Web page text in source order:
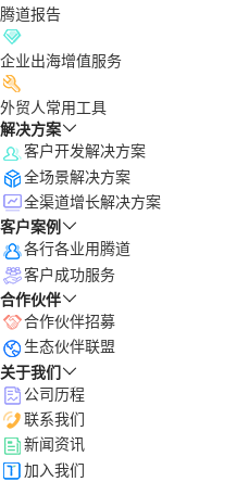
腾道报告
企业出海增值服务
外贸人常用工具
解决方案
客户开发解决方案
全场景解决方案
全渠道增长解决方案
客户案例
各行各业用腾道
客户成功服务
合作伙伴
合作伙伴招募
生态伙伴联盟
关于我们
公司历程
联系我们
新闻资讯
加入我们